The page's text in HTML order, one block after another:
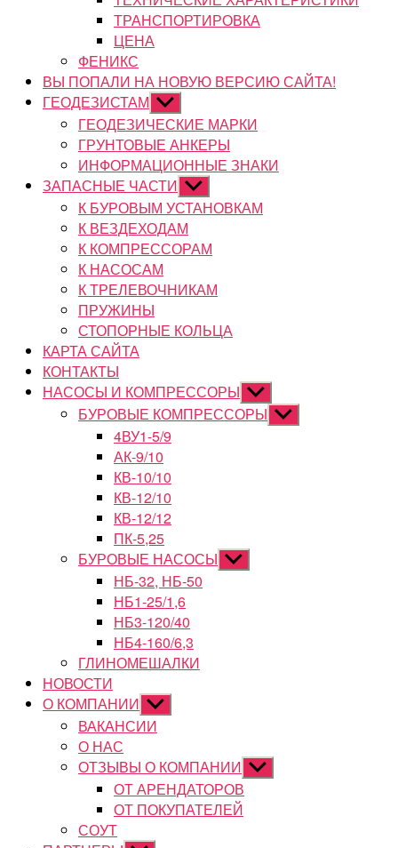
ТРАНСПОРТИРОВКА
ЦЕНА
ФЕНИКС
ВЫ ПОПАЛИ НА НОВУЮ ВЕРСИЮ САЙТА!
ГЕОДЕЗИСТАМ Показывать
подменю
ГЕОДЕЗИЧЕСКИЕ МАРКИ
ГРУНТОВЫЕ АНКЕРЫ
ИНФОРМАЦИОННЫЕ ЗНАКИ
ЗАПАСНЫЕ ЧАСТИ Показывать
подменю
К БУРОВЫМ УСТАНОВКАМ
К ВЕЗДЕХОДАМ
К КОМПРЕССОРАМ
К НАСОСАМ
К ТРЕЛЕВОЧНИКАМ
ПРУЖИНЫ
СТОПОРНЫЕ КОЛЬЦА
КАРТА САЙТА
КОНТАКТЫ
НАСОСЫ И КОМПРЕССОРЫ Показывать
подменю
БУРОВЫЕ КОМПРЕССОРЫ Показывать
подменю
4ВУ1-5/9
АК-9/10
КВ-10/10
КВ-12/10
КВ-12/12
ПК-5,25
БУРОВЫЕ НАСОСЫ Показывать
подменю
НБ-32, НБ-50
НБ1-25/1,6
НБ3-120/40
НБ4-160/6,3
ГЛИНОМЕШАЛКИ
НОВОСТИ
О КОМПАНИИ Показывать
подменю
ВАКАНСИИ
О НАС
ОТЗЫВЫ О КОМПАНИИ Показывать
подменю
ОТ АРЕНДАТОРОВ
ОТ ПОКУПАТЕЛЕЙ
СОУТ